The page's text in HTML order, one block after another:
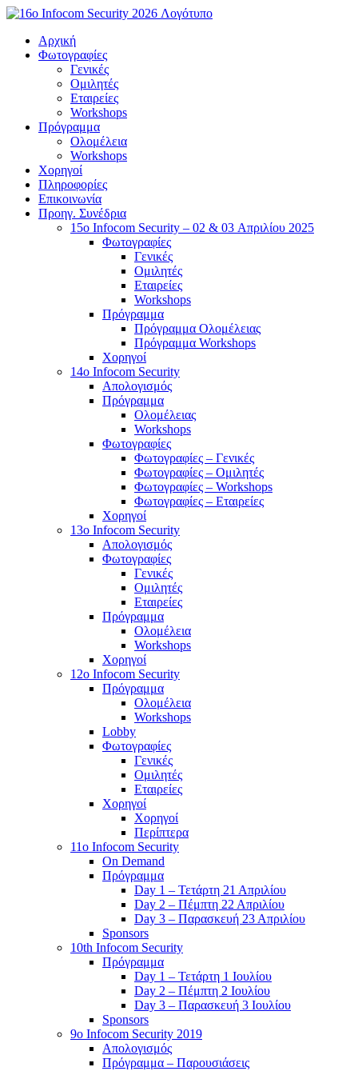
Μετάβαση
περιεχόμενο
Αρχική
Φωτογραφίες
Γενικές
Ομιλητές
Εταιρείες
Workshops
Πρόγραμμα
Ολομέλεια
Workshops
Χορηγοί
Πληροφορίες
Επικοινωνία
Προηγ. Συνέδρια
15o Infocom Security – 02 & 03 Απριλίου 2025
Φωτογραφίες
Γενικές
Ομιλητές
Εταιρείες
Workshops
Πρόγραμμα
Πρόγραμμα Ολομέλειας
Πρόγραμμα Workshops
Χορηγοί
14o Infocom Security
Απολογισμός
Πρόγραμμα
Ολομέλειας
Workshops
Φωτογραφίες
Φωτογραφίες – Γενικές
Φωτογραφίες – Ομιλητές
Φωτογραφίες – Workshops
Φωτογραφίες – Εταιρείες
Χορηγοί
13o Infocom Security
Απολογισμός
Φωτογραφίες
Γενικές
Ομιλητές
Εταιρείες
Πρόγραμμα
Ολομέλεια
Workshops
Χορηγοί
12o Infocom Security
Πρόγραμμα
Ολομέλεια
Workshops
Lobby
Φωτογραφίες
Γενικές
Ομιλητές
Εταιρείες
Χορηγοί
Χορηγοί
Περίπτερα
11o Infocom Security
On Demand
Πρόγραμμα
Day 1 – Τετάρτη 21 Απριλίου
Day 2 – Πέμπτη 22 Απριλίου
Day 3 – Παρασκευή 23 Απριλίου
Sponsors
10th Infocom Security
Πρόγραμμα
Day 1 – Τετάρτη 1 Ιουλίου
Day 2 – Πέμπτη 2 Ιουλίου
Day 3 – Παρασκευή 3 Ιουλίου
Sponsors
9ο Infocom Security 2019
Απολογισμός
Πρόγραμμα – Παρουσιάσεις